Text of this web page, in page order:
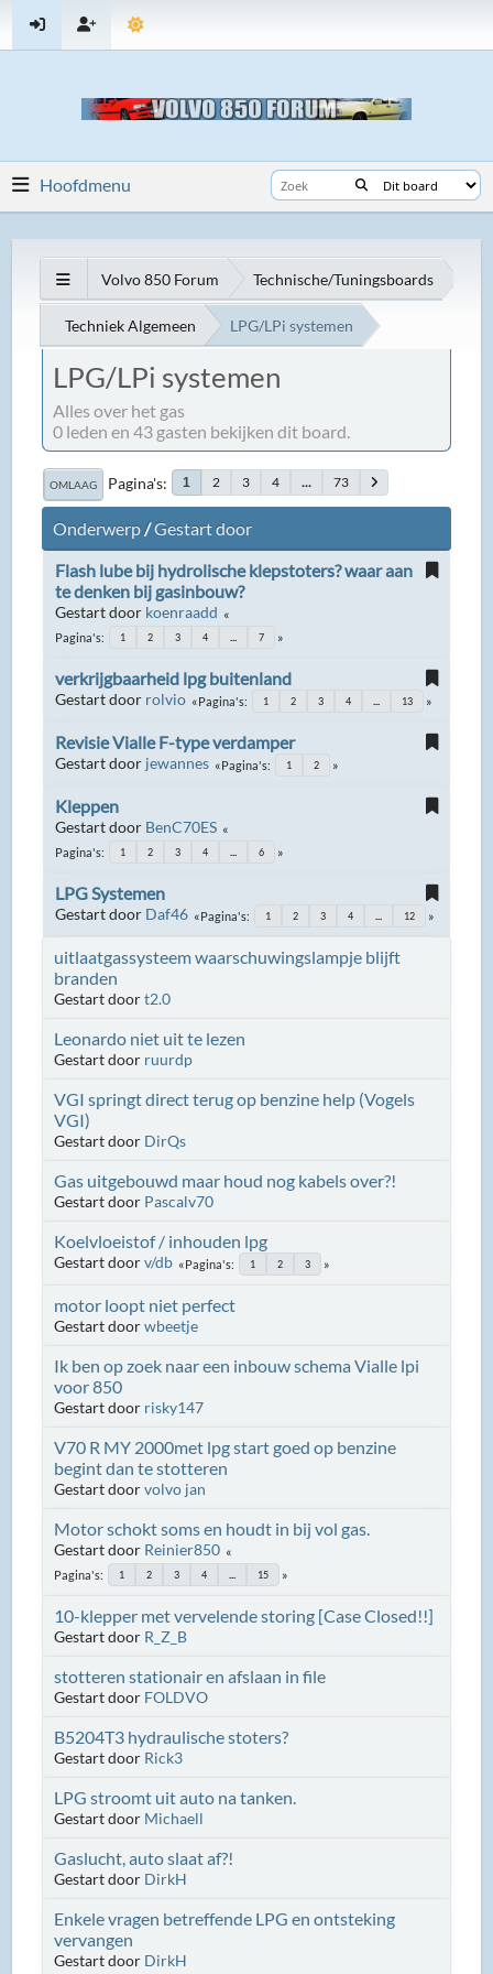
Hoofdmenu
Volvo 850 Forum Technische/Tuningsboards
Techniek Algemeen LPG/LPi systemen
LPG/LPi systemen
Alles over het gas
0 leden en 43 gasten bekijken dit board.
OMLAAG Pagina's 1 2 3 4 ... 73
Onderwerp/Gestart door
Flash lube bij hydrolische klepstoters? waar aan
te denken bij gasinbouw?
Gestart door koenraadd
Pagina's 1 2 3 4 7
verkrijgbaarheid lpg buitenland
Gestart door rolvio Pagina's 1 2 3 4 13
Revisie Vialle F-type verdamper
Gestart door jewannes Pagina's 1 2
Kleppen
Gestart door BenC70ES
Pagina's 1 2 3 4 6
LPG Systemen
Gestart door Daf46 Pagina's 1 2 3 4 12
uitlaatgassysteem waarschuwingslampje blijft
branden
Gestart doort2.0
Leonardo niet uit te lezen
Gestart door ruurdp
VGI springt direct terug op benzine help (Vogels
VGI)
Gestart door DirQs
Gas uitgebouwd maar houd nog kabels over?!
Gestart door Pascalv70
Koelvloeistof / inhouden lpg
Gestart doorv/db Pagina's 1 2 3
motor loopt niet perfect
Gestart doorwbeetje
Ik ben op zoek naar een inbouw schema Vialle lpi
voor 850
Gestart door risky147
V70 R MY 2000met lpg start goed op benzine
begint dan te stotteren
Gestart doorvolvo jan
Motor schokt soms en houdt in bij vol gas.
Gestart door Reinier850
Pagina's 1 2 3 4 15
10-klepper met vervelende storing [Case Closed!!]
Gestart door R_Z_B
stotteren stationair en afslaan in file
Gestart door FOLDVO
B5204T3 hydraulische stoters?
Gestart door Rick3
LPG stroomt uit auto na tanken.
Gestart door Michaell
Gaslucht, auto slaat af?!
Gestart door DirkH
Enkele vragen betreffende LPG en ontsteking
vervangen
Gestart door DirkH